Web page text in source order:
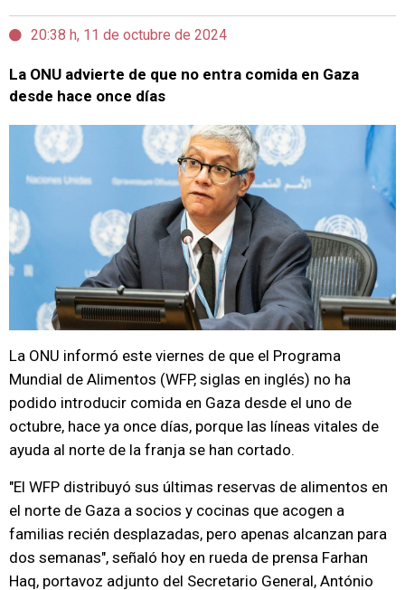
20:38 h, 11 de octubre de 2024
La ONU advierte de que no entra comida en Gaza
desde hace once días
La ONU informó este viernes de que el Programa
Mundial de Alimentos (WFP, siglas en inglés) no ha
podido introducir comida en Gaza desde el uno de
octubre, hace ya once días, porque las líneas vitales de
ayuda al norte de la franja se han cortado.
"El WFP distribuyó sus últimas reservas de alimentos en
el norte de Gaza a socios y cocinas que acogen a
familias recién desplazadas, pero apenas alcanzan para
dos semanas", señaló hoy en rueda de prensa Farhan
Haq, portavoz adjunto del Secretario General, António